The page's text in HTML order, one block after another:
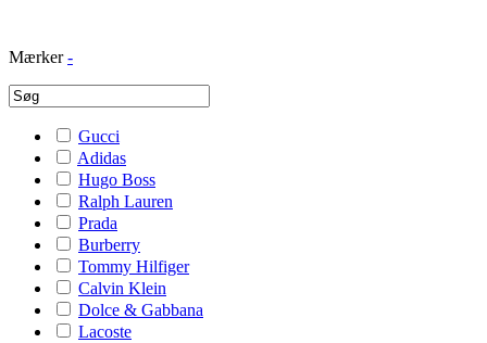
Mærker -
Gucci
Adidas
Hugo Boss
Ralph Lauren
Prada
Burberry
Tommy Hilfiger
Calvin Klein
Dolce & Gabbana
Lacoste